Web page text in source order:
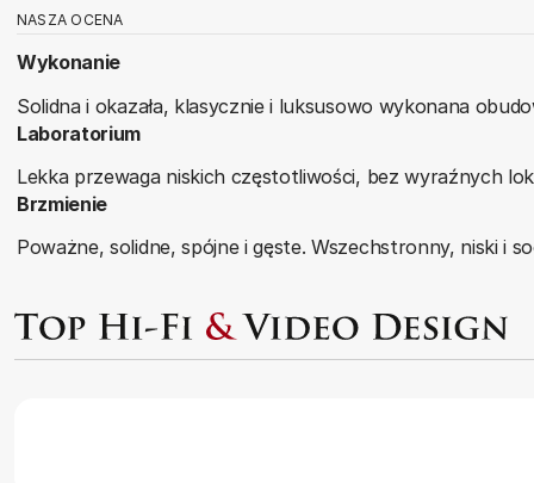
NASZA OCENA
Wykonanie
Solidna i okazała, klasycznie i luksusowo wykonana
Laboratorium
Lekka przewaga niskich częstotliwości, bez wyraźnych
Brzmienie
Poważne, solidne, spójne i gęste. Wszechstronny, niski i